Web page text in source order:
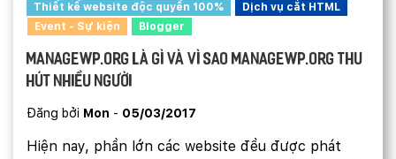
Thiết kế website độc quyền 100%
Dịch vụ cắt HTML
Event - Sự kiện
Blogger
ManageWP.org là gì và vì sao ManageWP.org thu
hút nhiều người
Đăng bởi Mon - 05/03/2017
Hiện nay, phần lớn các website đều được phát